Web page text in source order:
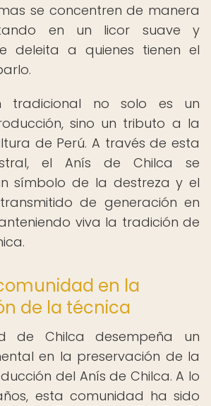
se concentren de manera
en un licor suave y
deleita a quienes tienen el
tradicional no solo es un
sino un tributo a la
de Perú. A través de esta
el Anís de Chilca se
símbolo de la destreza y el
de generación en
viva la tradición de
en la
de la técnica
de Chilca desempeña un
en la preservación de la
del Anís de Chilca. A lo
esta comunidad ha sido